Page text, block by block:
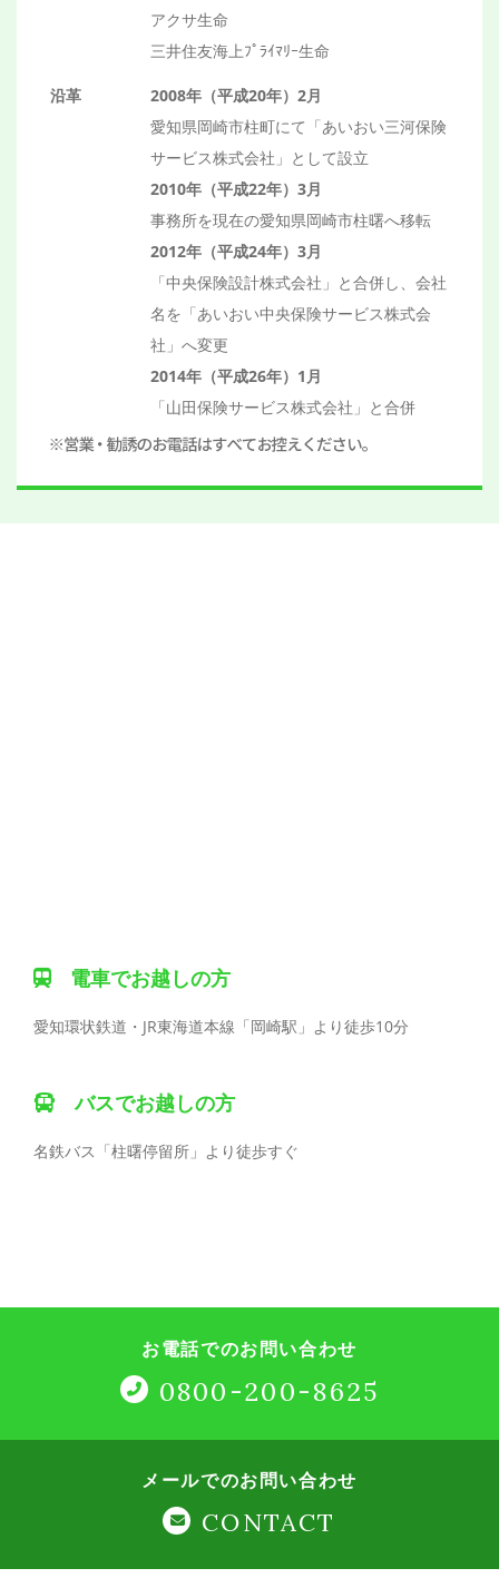
アクサ生命
三井住友海上ﾌﾟﾗｲﾏﾘｰ生命
沿革
2008年（平成20年）2月
愛知県岡崎市柱町にて 「あいおい三河保険
サービス株式会社」として設立
2010年（平成22年）3月
事務所を現在の愛知県岡崎市柱曙へ移転
2012年（平成24年）3月
「中央保険設計株式会社」と合併し、 会社
名を「あいおい中央保険サービス株式会
社」へ変更
2014年（平成26年）1月
「山田保険サービス株式会社」と合併
電車でお越しの方
愛知環状鉄道・JR東海道本線「岡崎駅」より徒歩10分
バスでお越しの方
名鉄バス「柱曙停留所」より徒歩すぐ
お電話でのお問い合わせ
0800-200-8625
メールでのお問い合わせ
CONTACT